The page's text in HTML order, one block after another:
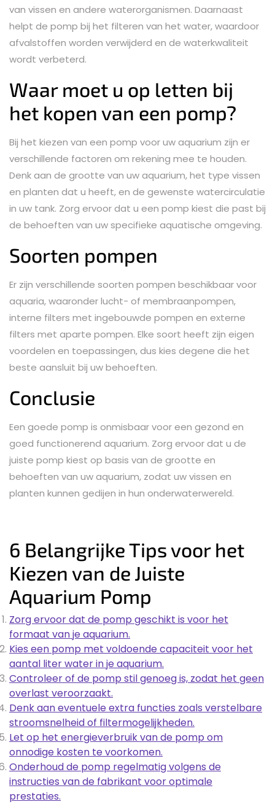
van vissen en andere waterorganismen. Daarnaast
helpt de pomp bij het filteren van het water, waardoor
afvalstoffen worden verwijderd en de waterkwaliteit
wordt verbeterd.
Waar moet u op letten bij
het kopen van een pomp?
Bij het kiezen van een pomp voor uw aquarium zijn er
verschillende factoren om rekening mee te houden.
Denk aan de grootte van uw aquarium, het type vissen
en planten dat u heeft, en de gewenste watercirculatie
in uw tank. Zorg ervoor dat u een pomp kiest die past bij
de behoeften van uw specifieke aquatische omgeving.
Soorten pompen
Er zijn verschillende soorten pompen beschikbaar voor
aquaria, waaronder lucht- of membraanpompen,
interne filters met ingebouwde pompen en externe
filters met aparte pompen. Elke soort heeft zijn eigen
voordelen en toepassingen, dus kies degene die het
beste aansluit bij uw behoeften.
Conclusie
Een goede pomp is onmisbaar voor een gezond en
goed functionerend aquarium. Zorg ervoor dat u de
juiste pomp kiest op basis van de grootte en
behoeften van uw aquarium, zodat uw vissen en
planten kunnen gedijen in hun onderwaterwereld.
6 Belangrijke Tips voor het
Kiezen van de Juiste
Aquarium Pomp
Zorg ervoor dat de pomp geschikt is voor het
formaat van je aquarium.
Kies een pomp met voldoende capaciteit voor het
aantal liter water in je aquarium.
Controleer of de pomp stil genoeg is, zodat het geen
overlast veroorzaakt.
Denk aan eventuele extra functies zoals verstelbare
stroomsnelheid of filtermogelijkheden.
Let op het energieverbruik van de pomp om
onnodige kosten te voorkomen.
Onderhoud de pomp regelmatig volgens de
instructies van de fabrikant voor optimale
prestaties.